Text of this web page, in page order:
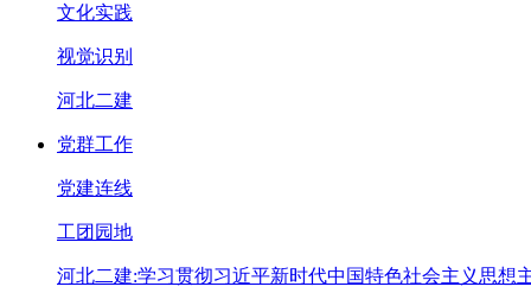
文化实践
视觉识别
河北二建
党群工作
党建连线
工团园地
河北二建:学习贯彻习近平新时代中国特色社会主义思想